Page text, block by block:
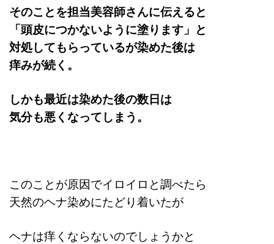
そのことを担当美容師さんに伝えると
「頭皮につかないように塗ります」と
対処してもらっているが染めた後は
痒みが続く。
しかも最近は染めた後の数日は
気分も悪くなってしまう。
このことが原因でイロイロと調べたら
天然のヘナ染めにたどり着いたが
ヘナは痒くならないのでしょうかと